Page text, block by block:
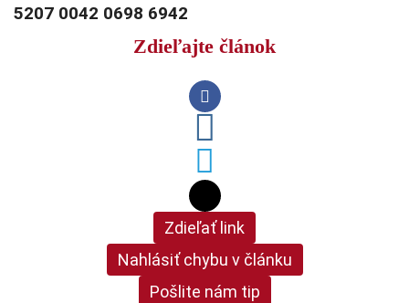
5207 0042 0698 6942
Zdieľajte článok
Zdieľať link
Nahlásiť chybu v článku
Pošlite nám tip